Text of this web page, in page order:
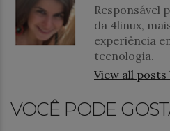
Responsável
da 4linux,
experiência
tecnologia.
View all
VOCÊ PODE